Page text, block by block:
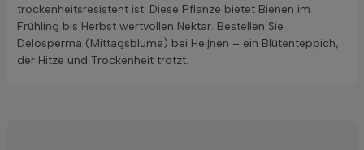
trockenheitsresistent ist. Diese Pflanze bietet Bienen im
Frühling bis Herbst wertvollen Nektar. Bestellen Sie
Delosperma (Mittagsblume) bei Heijnen – ein Blütenteppich,
der Hitze und Trockenheit trotzt.